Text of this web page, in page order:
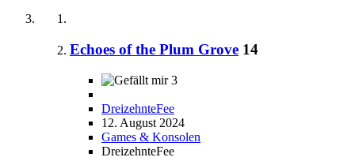
Echoes of the Plum Grove 14
3
DreizehnteFee
12. August 2024
Games & Konsolen
DreizehnteFee